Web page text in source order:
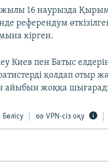
16 наурызда
референдум
кірген.
Киев пен Батыс
қолдап отыр
айыбын жоққа
Бөлісу VPN-сіз оқу